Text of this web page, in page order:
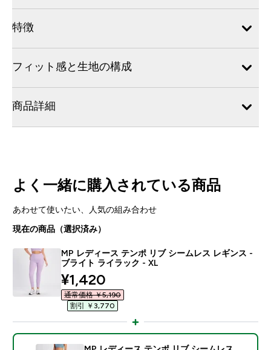
特徴
フィット感と生地の構成
商品詳細
よく一緒に購入されている商品
あわせて使いたい、人気の組み合わせ
現在の商品（選択済み）
MP レディース テンポ リブ シームレス レギンス -
ブライト ライラック - XL
discounted price
¥1,420‎
通常価格 ￥5,190‎
割引 ￥3,770‎